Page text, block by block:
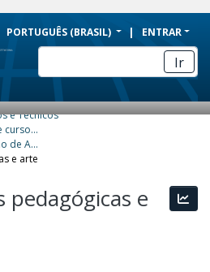
PORTUGUÊS (BRASIL) ENTRAR
Ir
e Técnicos
Trabalhos de conclusão de curso de Especialização
Saberes e Fazeres no Ensino de Artes Visuais
e arte
e